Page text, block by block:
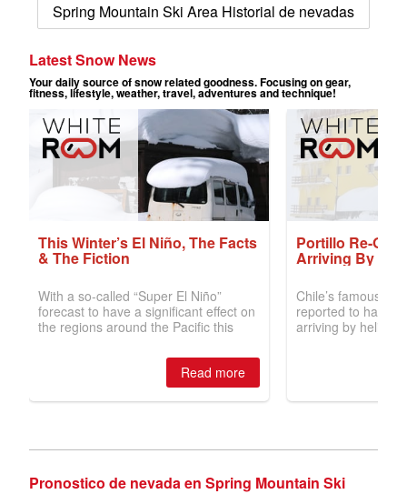
Spring Mountain Ski Area Historial de nevadas
Pronostico de nevada en Spring Mountain Ski